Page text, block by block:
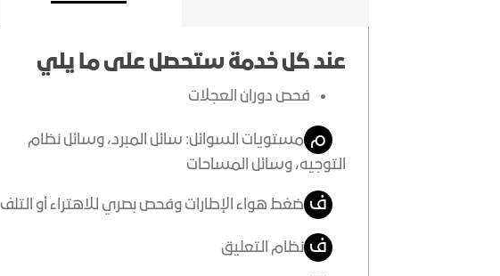
عند كل خدمة ستحصل على ما يلي
فحص دوران العجلات
م مستويات السوائل: سائل المبرد، وسائل نظام
التوجيه، وسائل المساحات
ف ضغط هواء الإطارات وفحص بصري للاهتراء أو التلف
ف نظام التعليق